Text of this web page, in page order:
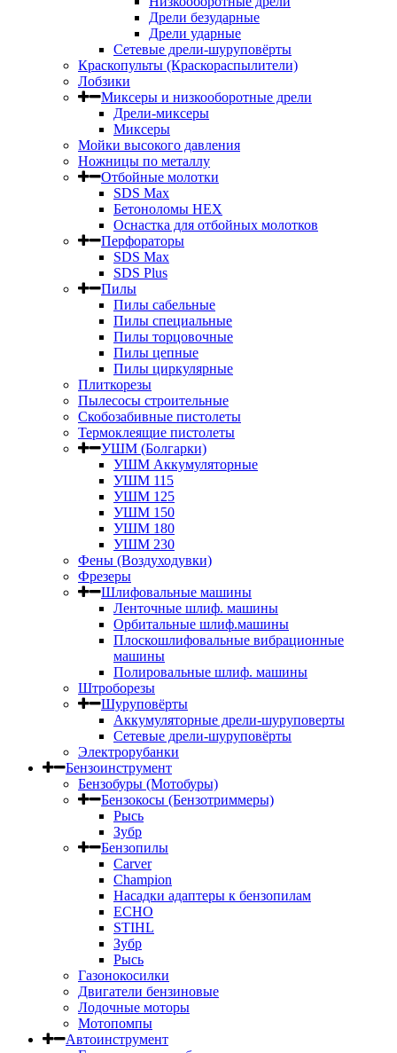
Дрели безударные
Дрели ударные
Сетевые дрели-шуруповёрты
Краскопульты (Краскораспылители)
Лобзики
Миксеры и низкооборотные дрели
Дрели-миксеры
Миксеры
Мойки высокого давления
Ножницы по металлу
Отбойные молотки
SDS Max
Бетоноломы HEX
Оснастка для отбойных молотков
Перфораторы
SDS Max
SDS Plus
Пилы
Пилы сабельные
Пилы специальные
Пилы торцовочные
Пилы цепные
Пилы циркулярные
Плиткорезы
Пылесосы строительные
Скобозабивные пистолеты
Термоклеящие пистолеты
УШМ (Болгарки)
УШМ Аккумуляторные
УШМ 115
УШМ 125
УШМ 150
УШМ 180
УШМ 230
Фены (Воздуходувки)
Фрезеры
Шлифовальные машины
Ленточные шлиф. машины
Орбитальные шлиф.машины
Плоскошлифовальные вибрационные
машины
Полировальные шлиф. машины
Штроборезы
Шуруповёрты
Аккумуляторные дрели-шуруповерты
Сетевые дрели-шуруповёрты
Электрорубанки
Бензоинструмент
Бензобуры (Мотобуры)
Бензокосы (Бензотриммеры)
Рысь
Зубр
Бензопилы
Carver
Champion
Насадки адаптеры к бензопилам
ECHO
STIHL
Зубр
Рысь
Газонокосилки
Двигатели бензиновые
Лодочные моторы
Мотопомпы
Автоинструмент